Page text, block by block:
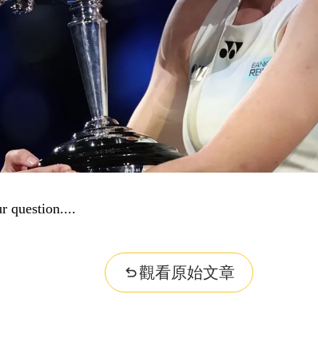
question...
觀看原始文章